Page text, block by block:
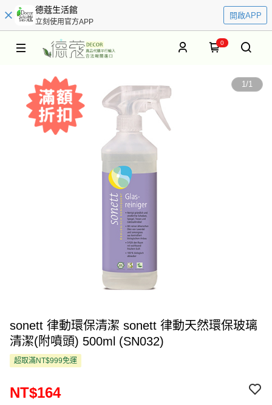
德蔻生活館
立刻使用官方APP
開啟APP
0
1/1
sonett 律動環保清潔 sonett 律動天然環保玻璃
清潔(附噴頭) 500ml (SN032)
超取滿NT$999免運
NT$164